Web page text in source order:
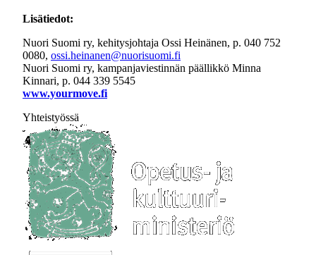
Lisätiedot:
Nuori Suomi ry, kehitysjohtaja Ossi Heinänen, p. 040 752
0080, ossi.heinanen@nuorisuomi.fi
Nuori Suomi ry, kampanjaviestinnän päällikkö Minna
Kinnari, p. 044 339 5545
www.yourmove.fi
Yhteistyössä